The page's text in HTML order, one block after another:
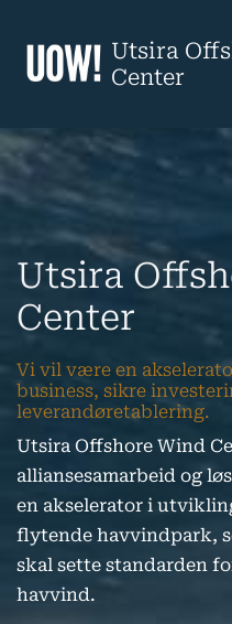
innhold
Utsira
Center
Utsira
Center
Vi vil være en
business, sikre
leverandøretablering.
Utsira Offshore Wind
alliansesamarbeid og
en akselerator i
flytende havvindpark,
skal sette standarden
havvind.